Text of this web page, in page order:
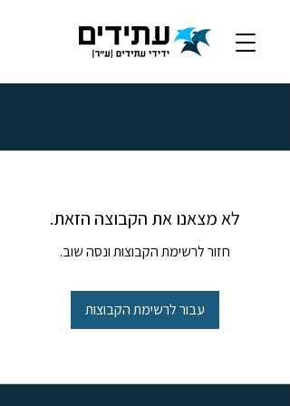
לא מצאנו את הקבוצה הזאת.
חזור לרשימת הקבוצות ונסה שוב.
עבור לרשימת הקבוצות